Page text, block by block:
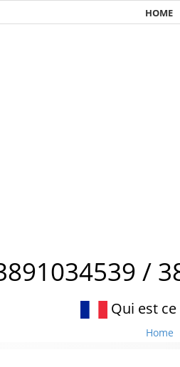
HOME
/
Qui est
Home